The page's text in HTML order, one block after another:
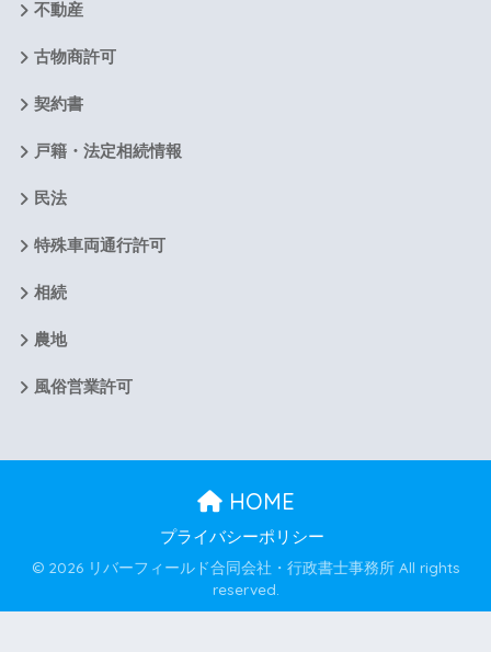
不動産
古物商許可
契約書
戸籍・法定相続情報
民法
特殊車両通行許可
相続
農地
風俗営業許可
HOME
プライバシーポリシー
© 2026 リバーフィールド合同会社・行政書士事務所 All rights
reserved.